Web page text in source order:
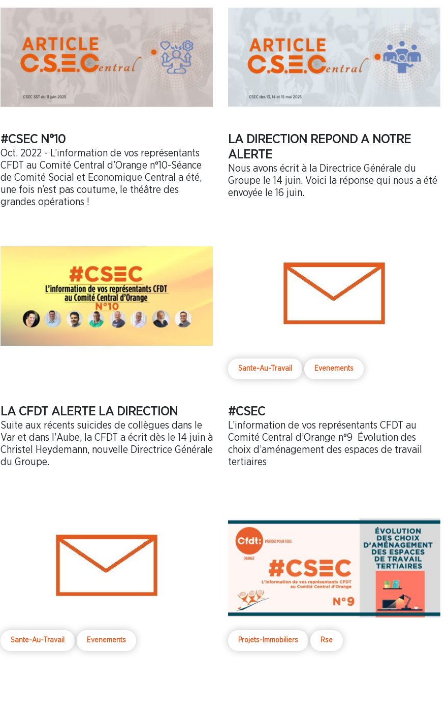
#CSEC N°10
Oct. 2022 - L’information de vos représentants
CFDT au Comité Central d’Orange n°10-Séance
de Comité Social et Economique Central a été,
une fois n’est pas coutume, le théâtre des
grandes opérations !
LA DIRECTION REPOND A NOTRE
ALERTE
Nous avons écrit à la Directrice Générale du
Groupe le 14 juin. Voici la réponse qui nous a été
envoyée le 16 juin.
Sante-Au-Travail Evenements
LA CFDT ALERTE LA DIRECTION
Suite aux récents suicides de collègues dans le
Var et dans l'Aube, la CFDT a écrit dès le 14 juin à
Christel Heydemann, nouvelle Directrice Générale
du Groupe.
Sante-Au-Travail Evenements
#CSEC
L’information de vos représentants CFDT au
Comité Central d’Orange n°9 Évolution des
choix d’aménagement des espaces de travail
tertiaires
Projets-Immobiliers Rse